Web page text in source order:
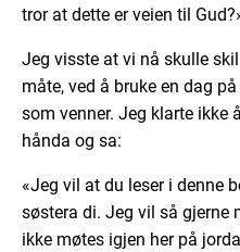
tror at dette er veien til
Jeg visste at vi nå skulle
måte, ved å bruke en dag
som venner. Jeg klarte ikke
hånda og sa:
«Jeg vil at du leser i denne
søstera di. Jeg vil så gjerne
ikke møtes igjen her på